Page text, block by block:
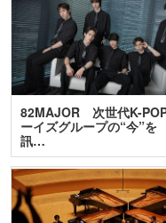
82MAJOR 次世代K-
ーイズグループの“今”を
訊…